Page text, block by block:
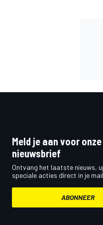
Meld je aan voor onze
nieuwsbrief
Ontvang het laatste nieuws,
speciale acties direct in je
ABONNEER